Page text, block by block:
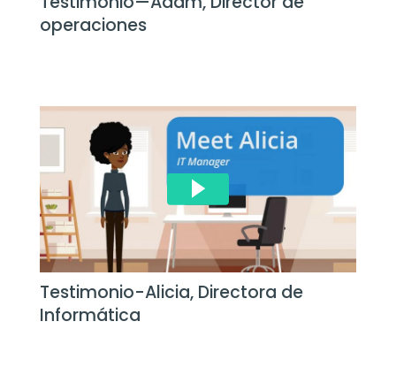
operaciones
Testimonio-Alicia, Directora de
Informática